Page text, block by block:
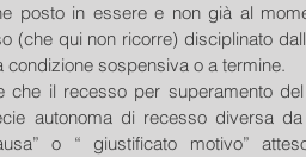
posto in essere e non già al
(che qui non ricorre) disciplinato
condizione sospensiva o a termine.
che il recesso per superamento
autonoma di recesso diversa
o “ giustificato motivo”